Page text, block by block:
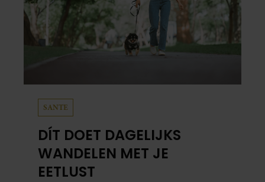
SANTE
DÍT DOET DAGELIJKS
WANDELEN MET JE
EETLUST